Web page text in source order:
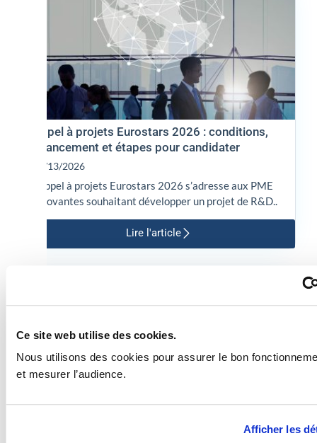
Ce site web utilise des cookies.
Nous utilisons des cookies pour assurer le bon
et mesurer l’audience.
Afficher les
Appel à projets Eurostars 2026 : conditions,
financement et étapes pour candidater
01/13/2026
L’appel à projets Eurostars 2026 s’adresse aux PME
innovantes souhaitant développer un projet de R&D..
Lire l'article
l’avantage fiscal sur vos revenus de R&D